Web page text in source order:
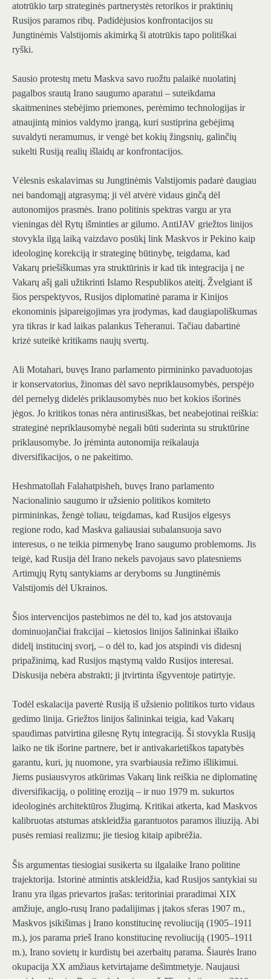
atotrūkio tarp strateginės partnerystės retorikos ir praktinių
Rusijos paramos ribų. Padidėjusios konfrontacijos su
Jungtinėmis Valstijomis akimirką ši atotrūkis tapo politiškai
ryški.
Sausio protestų metu Maskva savo ruožtu palaikė nuolatinį
pagalbos srautą Irano saugumo aparatui – suteikdama
skaitmenines stebėjimo priemones, perėmimo technologijas ir
atnaujintą minios valdymo įrangą, kuri sustiprina gebėjimą
suvaldyti neramumus, ir vengė bet kokių žingsnių, galinčių
sukelti Rusiją realių išlaidų ar konfrontacijos.
Vėlesnis eskalavimas su Jungtinėmis Valstijomis padarė daugiau
nei bandomąjį atgrasymą; ji vėl atvėrė vidaus ginčą dėl
autonomijos prasmės. Irano politinis spektras vargu ar yra
vieningas dėl Rytų išminties ar gilumo. AntiJAV griežtos linijos
stovykla ilgą laiką vaizdavo posūkį link Maskvos ir Pekino kaip
ideologinę korekciją ir strateginę būtinybę, teigdama, kad
Vakarų priešiškumas yra struktūrinis ir kad tik integracija į ne
Vakarų ašį gali užtikrinti Islamo Respublikos ateitį. Žvelgiant iš
šios perspektyvos, Rusijos diplomatinė parama ir Kinijos
ekonominis įsipareigojimas yra įrodymas, kad daugiapoliškumas
yra tikras ir kad laikas palankus Teheranui. Tačiau dabartinė
krizė suteikė kritikams naujų svertų.
Ali Motahari, buvęs Irano parlamento pirmininko pavaduotojas
ir konservatorius, žinomas dėl savo nepriklausomybės, perspėjo
dėl pernelyg didelės priklausomybės nuo bet kokios išorinės
jėgos. Jo kritikos tonas nėra antirusiškas, bet neabejotinai reiškia:
strateginė nepriklausomybė negali būti suderinta su struktūrine
priklausomybe. Jo įrėminta autonomija reikalauja
diversifikacijos, o ne pakeitimo.
Heshmatollah Falahatpisheh, buvęs Irano parlamento
Nacionalinio saugumo ir užsienio politikos komiteto
pirmininkas, žengė toliau, teigdamas, kad Rusijos elgesys
regione rodo, kad Maskva galiausiai subalansuoja savo
interesus, o ne teikia pirmenybę Irano saugumo problemoms. Jis
teigė, kad Rusija dėl Irano nekels pavojaus savo platesniems
Artimųjų Rytų santykiams ar deryboms su Jungtinėmis
Valstijomis dėl Ukrainos.
Šios intervencijos pastebimos ne dėl to, kad jos atstovauja
dominuojančiai frakcijai – kietosios linijos šalininkai išlaiko
didelį institucinį svorį, – o dėl to, kad jos atspindi vis didesnį
pripažinimą, kad Rusijos mąstymą valdo Rusijos interesai.
Diskusija nebėra abstrakti; ji įtvirtinta išgyventoje patirtyje.
Todėl eskalacija pavertė Rusiją iš užsienio politikos turto vidaus
gedimo linija. Griežtos linijos šalininkai teigia, kad Vakarų
spaudimas patvirtina gilesnę Rytų integraciją. Ši stovykla Rusiją
laiko ne tik išorine partnere, bet ir antivakarietiškos tapatybės
garantu, kuri, jų nuomone, yra svarbiausia režimo išlikimui.
Jiems pusiausvyros atkūrimas Vakarų link reiškia ne diplomatinę
diversifikaciją, o politinę eroziją – ir nuo 1979 m. sukurtos
ideologinės architektūros žlugimą. Kritikai atkerta, kad Maskvos
kalibruotas atstumas atskleidžia garantuotos paramos iliuziją. Abi
pusės remiasi realizmu; jie tiesiog kitaip apibrėžia.
Šis argumentas tiesiogiai susikerta su ilgalaike Irano politine
trajektorija. Istorinė atmintis atskleidžia, kad Rusijos santykiai su
Iranu yra ilgas prievartos įrašas: teritoriniai praradimai XIX
amžiuje, anglo-rusų Irano padalijimas į įtakos sferas 1907 m.,
Maskvos įsikišimas į Irano konstitucinę revoliuciją (1905–1911
m.), jos parama prieš Irano konstitucinę revoliuciją (1905–1911
m.), Irano sovietų ir kurdistų bei azerbaitų parama. Šiaurės Irano
okupacija XX amžiaus ketvirtajame dešimtmetyje. Naujausi